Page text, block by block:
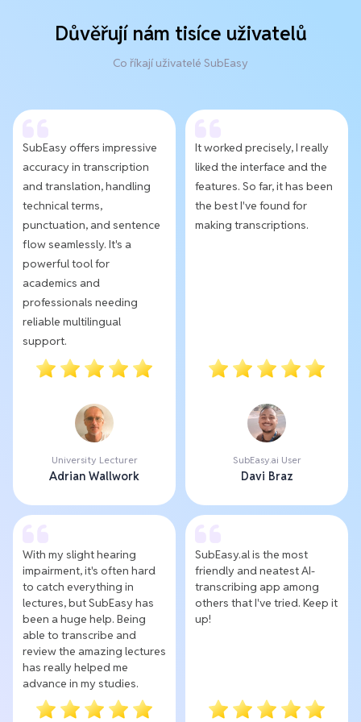
Důvěřují nám tisíce uživatelů
Co říkají uživatelé SubEasy
SubEasy offers impressive
accuracy in transcription
and translation, handling
technical terms,
punctuation, and sentence
flow seamlessly. It's a
powerful tool for
academics and
professionals needing
reliable multilingual
support.
University Lecturer
Adrian Wallwork
It worked precisely, I really
liked the interface and the
features. So far, it has been
the best I've found for
making transcriptions.
SubEasy.ai User
Davi Braz
With my slight hearing
impairment, it's often hard
to catch everything in
lectures, but SubEasy has
been a huge help. Being
able to transcribe and
review the amazing lectures
has really helped me
advance in my studies.
SubEasy.al is the most
friendly and neatest AI-
transcribing app among
others that I've tried. Keep it
up!